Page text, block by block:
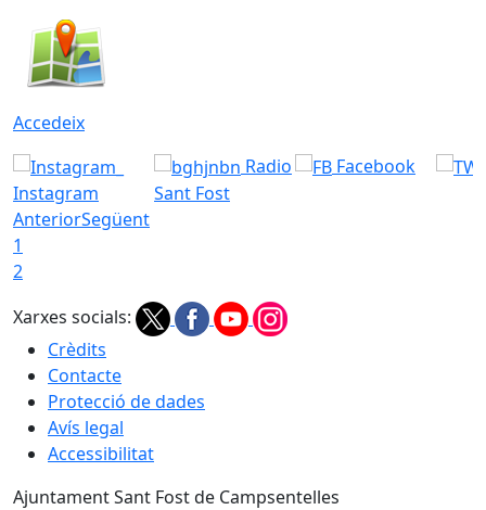
Accedeix
Instagram
Radio
Sant Fost
Facebook
AnteriorSegüent
1
2
Xarxes socials:
Crèdits
Contacte
Protecció de dades
Avís legal
Accessibilitat
Ajuntament Sant Fost de Campsentelles